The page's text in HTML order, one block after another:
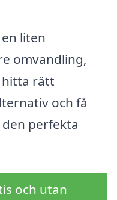
liten
omvandling,
rätt
och få
perfekta
och utan